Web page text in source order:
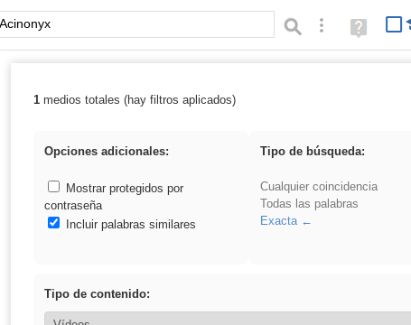
Palabra o frase: BúsquedaAyuda
(en
Resultados de: Acinonyx
1medios totales (hay filtros aplicados)
Opciones adicionales:
Mostrar protegidos por
contraseña
Incluir palabras similares
Tipo de búsqueda:
Cualquier coincidencia
Todas las palabras
Exacta
Tipo de contenido: